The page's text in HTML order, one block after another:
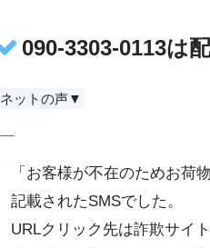
090-3303-0113は
ネットの声▼
「お客様が不在のためお荷
記載されたSMSでした。
URLクリック先は詐欺サイ